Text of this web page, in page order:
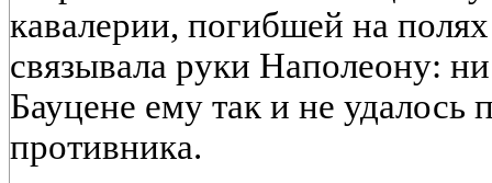
кавалерии, погибшей на
связывала руки Наполеону:
Бауцене ему так и не
противника.